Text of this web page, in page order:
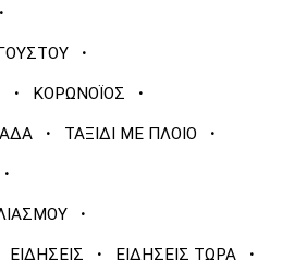
·
·
· ΚΟΡΩΝΟΪΟΣ ·
· ΤΑΞΙΔΙ ΜΕ ΠΛΟΙΟ ·
·
·
ΕΙΔΗΣΕΙΣ · ΕΙΔΗΣΕΙΣ ΤΩΡΑ ·